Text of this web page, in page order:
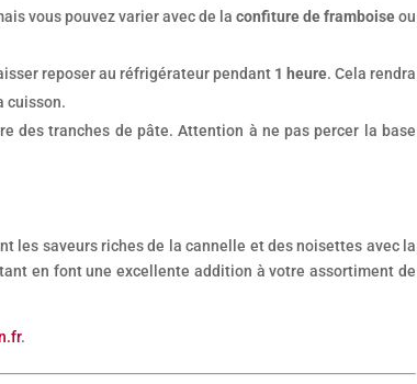
vous pouvez varier avec de la confiture de framboiseou
reposer au réfrigérateur pendant 1 heure. Cela rendra
cuisson.
des tranches de pâte. Attention à ne pas percer la base
les saveurs riches de la cannelle et des noisettes avec la
en font une excellente addition à votre assortiment de
.